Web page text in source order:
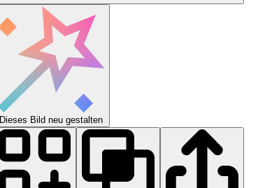
Dieses Bild neu gestalten